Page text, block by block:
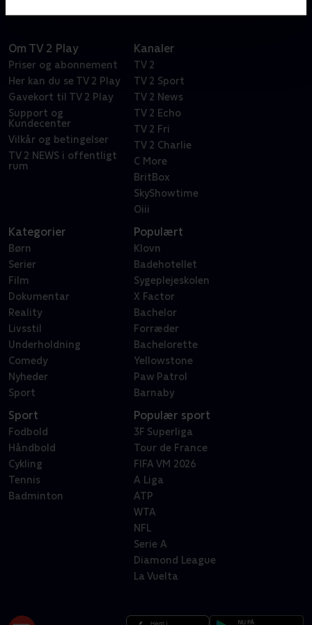
Om TV 2 Play
Priser og abonnement
Her kan du se TV 2 Play
Gavekort til TV 2 Play
Support og
Kundecenter
Vilkår og betingelser
TV 2 NEWS i offentligt
rum
Kanaler
TV 2
TV 2 Sport
TV 2 News
TV 2 Echo
TV 2 Fri
TV 2 Charlie
C More
BritBox
SkyShowtime
Oiii
Kategorier
Børn
Serier
Film
Dokumentar
Reality
Livsstil
Underholdning
Comedy
Nyheder
Sport
Populært
Klovn
Badehotellet
Sygeplejeskolen
X Factor
Bachelor
Forræder
Bachelorette
Yellowstone
Paw Patrol
Barnaby
Sport
Fodbold
Håndbold
Cykling
Tennis
Badminton
Populær sport
3F Superliga
Tour de France
FIFA VM 2026
A Liga
ATP
WTA
NFL
Serie A
Diamond League
La Vuelta